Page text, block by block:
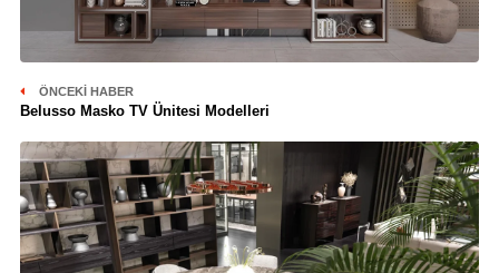
ÖNCEKI HABER
Belusso Masko TV Ünitesi Modelleri